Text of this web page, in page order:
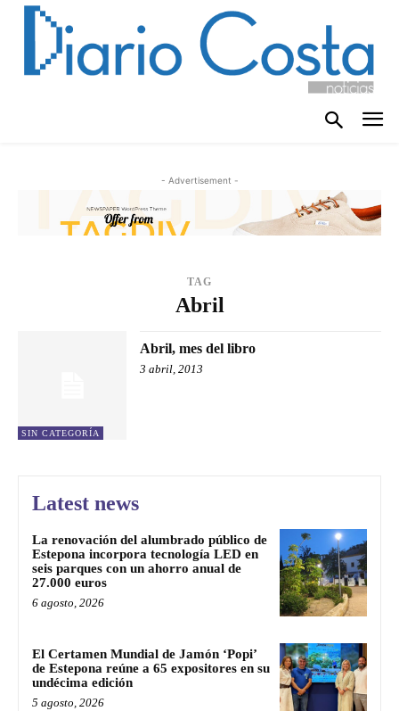
- Advertisement -
TAG
Abril
SIN CATEGORÍA
Abril, mes del libro
3 abril, 2013
Latest news
La renovación del alumbrado público de
Estepona incorpora tecnología LED en
seis parques con un ahorro anual de
27.000 euros
6 agosto, 2026
El Certamen Mundial de Jamón ‘Popi’
de Estepona reúne a 65 expositores en su
undécima edición
5 agosto, 2026